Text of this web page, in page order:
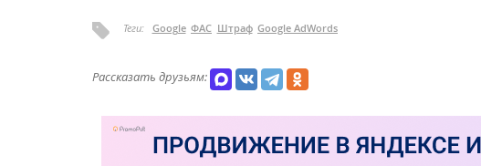
Теги: Google ФАС Штраф Google AdWords
Рассказать друзьям: